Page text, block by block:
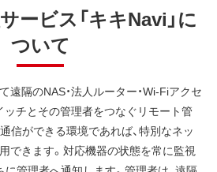
ービス「キキNavi」に
ついて
遠隔のNAS・法人ルーター・Wi-Fiアクセ
ッチとその管理者をつなぐリモート管
信ができる環境であれば、特別なネッ
できます。対応機器の状態を常に監視